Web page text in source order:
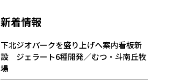
新着情報
下北ジオパークを盛り上げへ案内看板新
設 ジェラート6種開発／むつ・斗南丘牧
場